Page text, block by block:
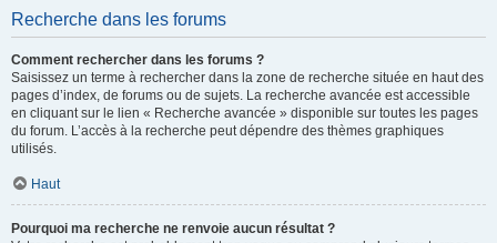
Recherche dans les forums
Comment rechercher dans les forums ?
Saisissez un terme à rechercher dans la zone de recherche située en haut des
pages d’index, de forums ou de sujets. La recherche avancée est accessible
en cliquant sur le lien « Recherche avancée » disponible sur toutes les pages
du forum. L’accès à la recherche peut dépendre des thèmes graphiques
utilisés.
Haut
Pourquoi ma recherche ne renvoie aucun résultat ?